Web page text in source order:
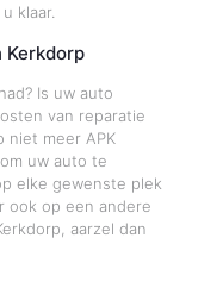
klaar.
Is uw auto
van reparatie
niet meer APK
uw auto te
elke gewenste plek
ook op een andere
aarzel dan